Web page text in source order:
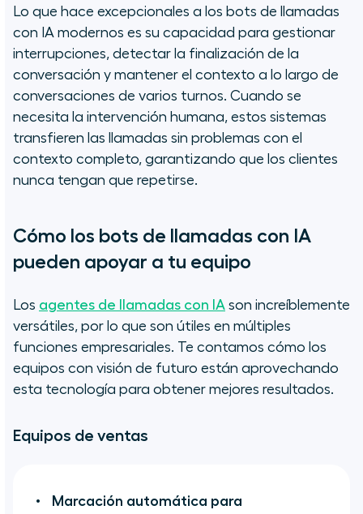
Lo que hace excepcionales a los bots de llamadas
con IA modernos es su capacidad para gestionar
interrupciones, detectar la finalización de la
conversación y mantener el contexto a lo largo de
conversaciones de varios turnos. Cuando se
necesita la intervención humana, estos sistemas
transfieren las llamadas sin problemas con el
contexto completo, garantizando que los clientes
nunca tengan que repetirse.
Cómo los bots de llamadas con IA
pueden apoyar a tu equipo
Los agentes de llamadas con IA son increíblemente
versátiles, por lo que son útiles en múltiples
funciones empresariales. Te contamos cómo los
equipos con visión de futuro están aprovechando
esta tecnología para obtener mejores resultados.
Equipos de ventas
Marcación automática para